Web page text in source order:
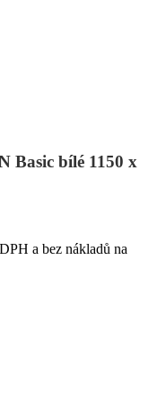
Basic bílé 1150 x
a bez nákladů na